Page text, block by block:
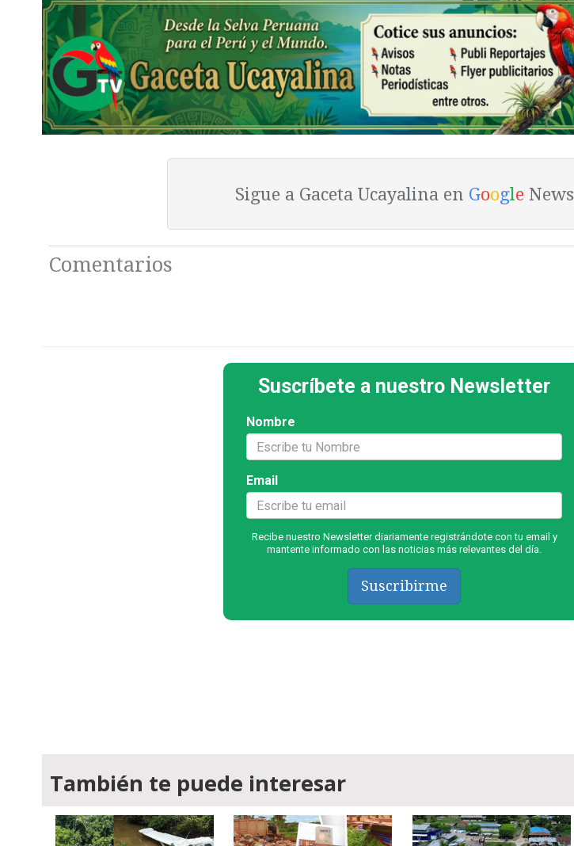
Sigue a Gaceta Ucayalina en GoogleNews
Comentarios
Suscríbete a nuestro Newsletter
Nombre
Email
Recibe nuestro Newsletter diariamente registrándote con tu email y
mantente informado con las noticias más relevantes del día.
Suscribirme
También te puede interesar